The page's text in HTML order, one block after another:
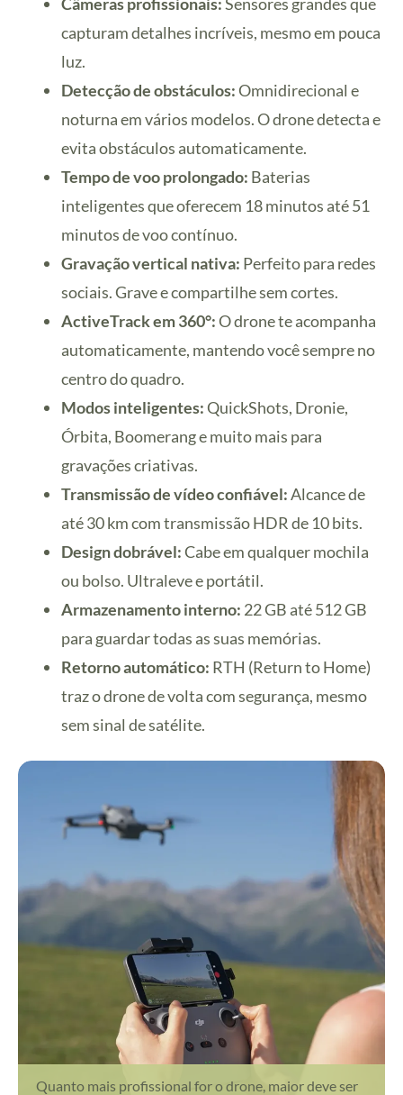
capturam detalhes incríveis, mesmo em pouca
luz.
Detecção de obstáculos:Omnidirecional e
noturna em vários modelos. O drone detecta e
evita obstáculos automaticamente.
Tempo de voo prolongado: Baterias
inteligentes que oferecem 18 minutos até 51
minutos de voo contínuo.
Gravação vertical nativa: Perfeito para redes
sociais. Grave e compartilhe sem cortes.
ActiveTrack em 360°:O drone te acompanha
automaticamente, mantendo você sempre no
centro do quadro.
Modos inteligentes:QuickShots, Dronie,
Órbita, Boomerang e muito mais para
gravações criativas.
Transmissão de vídeo confiável:Alcance de
até 30 km com transmissão HDR de 10 bits.
Design dobrável:Cabe em qualquer mochila
ou bolso. Ultraleve e portátil.
Armazenamento interno: 22 GB até 512 GB
para guardar todas as suas memórias.
Retorno automático: RTH (Return to Home)
traz o drone de volta com segurança, mesmo
sem sinal de satélite.
Quanto mais profissional for o drone, maior deve ser